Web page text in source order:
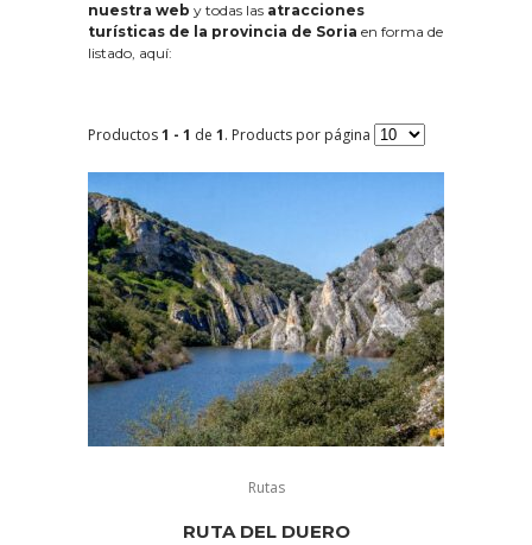
nuestra web y todas las atracciones
turísticas de la provincia de Soria en forma de
listado, aquí:
Productos1 - 1 de 1. Products por página
Rutas
RUTA DEL DUERO